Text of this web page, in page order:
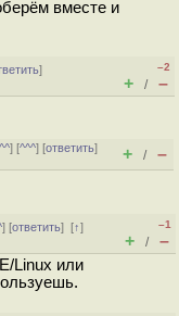
вместе и
]
–2
+ / –
^^] [^^^] [ответить]
+ / –
] [ответить][↑]
–1
+ / –
Linux или